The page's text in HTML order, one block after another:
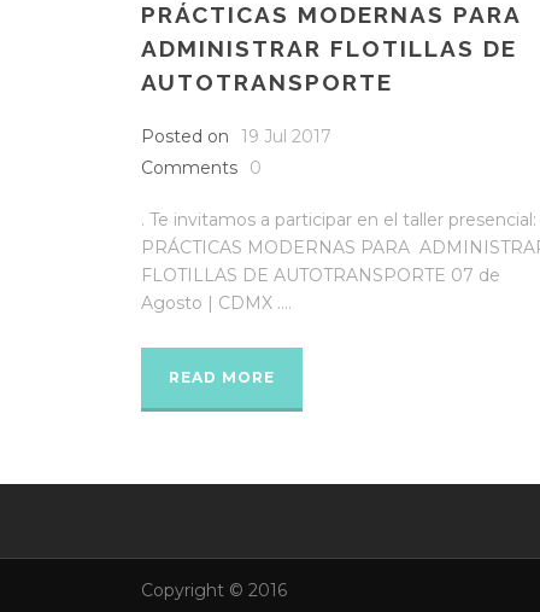
PRÁCTICAS MODERNAS PARA
ADMINISTRAR FLOTILLAS DE
AUTOTRANSPORTE
Posted on
19 Jul 2017
Comments
0
. Te invitamos a participar en el taller presencial:
PRÁCTICAS MODERNAS PARA
FLOTILLAS DE AUTOTRANSPORTE 07 de
Agosto | CDMX ....
READ MORE
Copyright © 2016